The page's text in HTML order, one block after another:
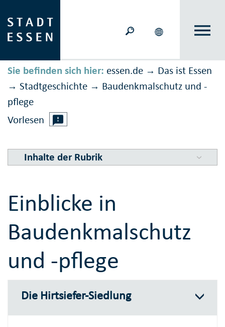
Sie befinden sich hier: essen.de → Das ist Essen
→ Stadtgeschichte → Bau­denk­mal­schutz und -
pflege
Vorlesen
Inhalte der Rubrik
Einblicke in
Baudenkmalschutz
und -pflege
Die Hirtsiefer-Siedlung